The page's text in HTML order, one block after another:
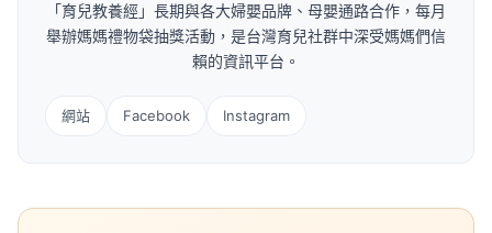
「育兒教養經」長期與各大婦嬰品牌、母嬰通路合作，每月
舉辦媽媽禮物袋抽獎活動，是台灣育兒社群中深受媽媽們信
賴的資訊平台。
網站 Facebook Instagram